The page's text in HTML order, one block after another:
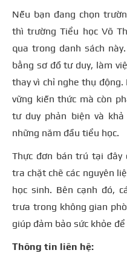
Nếu bạn đang chọn
thì trường Tiểu học Võ
qua trong danh sách
bằng sơ đồ tư duy, làm
thay vì chỉ nghe thụ động.
vững kiến thức mà còn
tư duy phản biện và
những năm đầu tiểu học.
Thực đơn bán trú tại đây
tra chặt chẽ các nguyên
học sinh. Bên cạnh đó,
trưa trong không gian
giúp đảm bảo sức khỏe
Thông tin liên hệ: